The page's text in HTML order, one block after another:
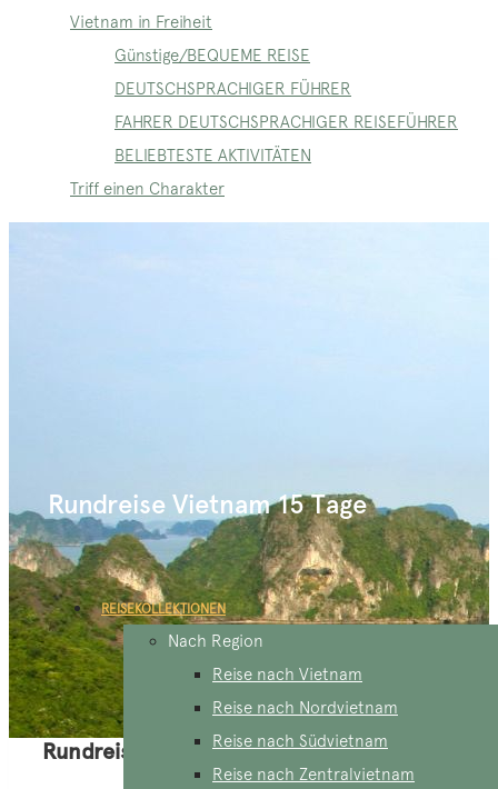
Vietnam in Freiheit
Günstige/BEQUEME REISE
DEUTSCHSPRACHIGER FÜHRER
FAHRER DEUTSCHSPRACHIGER REISEFÜHRER
BELIEBTESTE AKTIVITÄTEN
Triff einen Charakter
REISEKOLLEKTIONEN
Nach Region
Reise nach Vietnam
Reise nach Nordvietnam
Reise nach Südvietnam
Reise nach Zentralvietnam
Rundreise Vietnam 15 Tage
Rundreise Vietnam 15 Tage